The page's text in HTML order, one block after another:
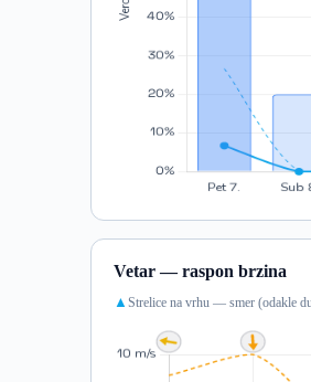
Vetar — raspon brzina
▲Strelice na vrhu — smer (odakle